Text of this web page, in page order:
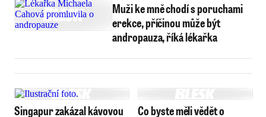
Muži ke mně chodí s poruchami
erekce, příčinou může být
andropauza, říká lékařka
Singapur zakázal kávovou
Co byste měli vědět o